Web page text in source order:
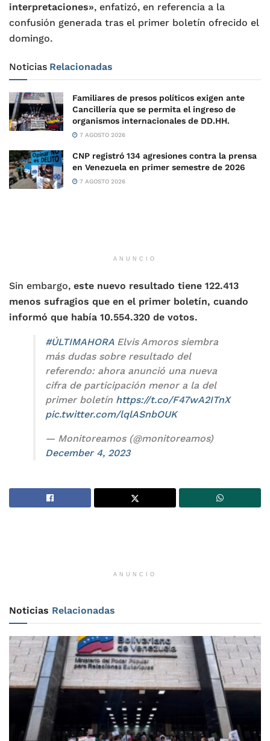
interpretaciones», enfatizó, en referencia a la
confusión generada tras el primer boletín ofrecido el
domingo.
Noticias Relacionadas
Familiares de presos políticos exigen ante
Cancillería que se permita el ingreso de
organismos internacionales de DD.HH.
7 AGOSTO 2026
CNP registró 134 agresiones contra la prensa
en Venezuela en primer semestre de 2026
7 AGOSTO 2026
ANUNCIO
Sin embargo, este nuevo resultado tiene 122.413
menos sufragios que en el primer boletín, cuando
informó que había 10.554.320 de votos.
#ÚLTIMAHORAElvis Amoros siembra
más dudas sobre resultado del
referendo: ahora anunció una nueva
cifra de participación menor a la del
primer boletín https://t.co/F47wA2ITnX
pic.twitter.com/lqlASnbOUK
— Monitoreamos (@monitoreamos)
December 4, 2023
ANUNCIO
Noticias Relacionadas